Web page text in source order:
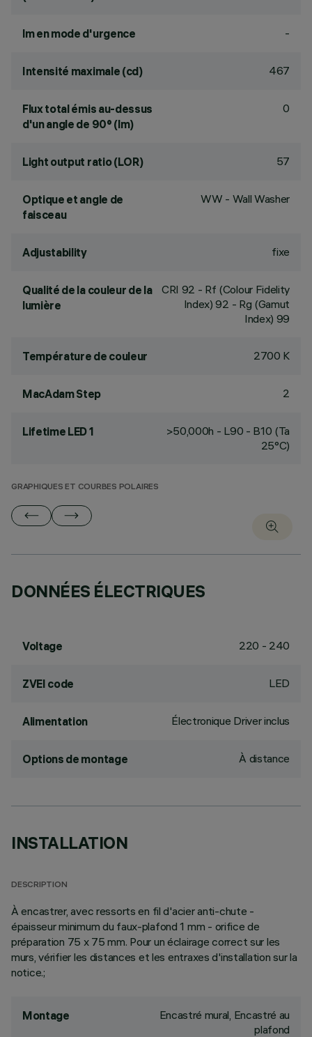
lm en mode d'urgence -
Intensité maximale (cd) 467
Flux total émis au-dessus
d'un angle de 90° (lm)
0
Light output ratio (LOR) 57
Optique et angle de
faisceau
WW - Wall Washer
Adjustability fixe
Qualité de la couleur de la
lumière
CRI 92 - Rf (Colour Fidelity
Index) 92 - Rg (Gamut
Index) 99
Température de couleur 2700 K
MacAdam Step 2
Lifetime LED 1
>50,000h - L90 - B10 (Ta
25°C)
GRAPHIQUES ET COURBES POLAIRES
DONNÉES ÉLECTRIQUES
Voltage 220 - 240
ZVEI code LED
Alimentation Électronique Driver inclus
Options de montage À distance
INSTALLATION
DESCRIPTION
À encastrer, avec ressorts en fil d'acier anti-chute -
épaisseur minimum du faux-plafond 1 mm - orifice de
préparation 75 x 75 mm. Pour un éclairage correct sur les
murs, vérifier les distances et les entraxes d'installation sur la
notice.;
Montage
Encastré mural, Encastré au
plafond